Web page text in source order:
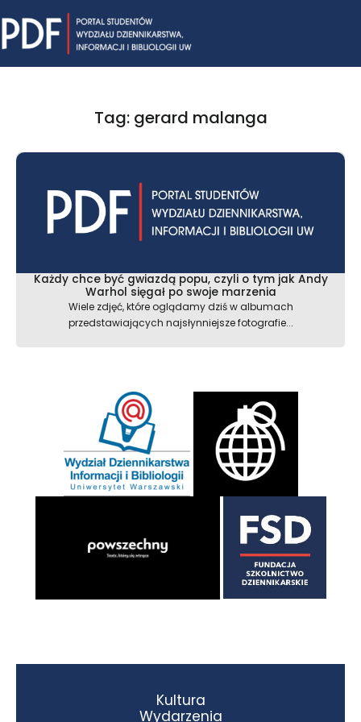
to
content
Tag: gerard malanga
Każdy chce być gwiazdą popu, czyli o tym jak Andy
Warhol sięgał po swoje marzenia
Wiele zdjęć, które oglądamy dziś w albumach
przedstawiających najsłynniejsze fotografie...
Kultura
Wydarzenia